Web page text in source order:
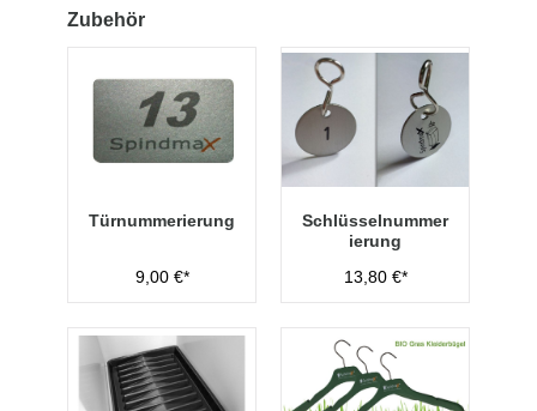
Zubehör
Türnummerierung
9,00 €*
Schlüsselnummer
ierung
13,80 €*